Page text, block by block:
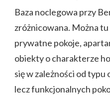
Baza noclegowa przy
zróżnicowana. Można tu
prywatne pokoje,
obiekty o charakterze
się w zależności od
lecz funkcjonalnych